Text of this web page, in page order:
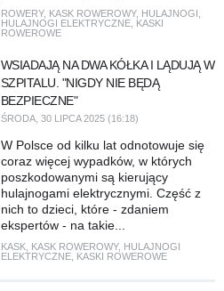
ROWERY, KASK ROWEROWY, HULAJNOGI
HULAJNOGI ELEKTRYCZNE, KASKI
ROWEROWE
WSIADAJĄ NA DWA KÓŁKA I LĄDUJĄ W
SZPITALU. "NIGDY NIE BĘDĄ
BEZPIECZNE"
ŚRODA, 30 LIPCA 2025 (16:18)
W Polsce od kilku lat odnotowuje się
coraz więcej wypadków, w których
poszkodowanymi są kierujący
hulajnogami elektrycznymi. Część z
nich to dzieci, które - zdaniem
ekspertów - na takie...
KASK, KASK ROWEROWY, HULAJNOGI
ELEKTRYCZNE, KASKI ROWEROWE